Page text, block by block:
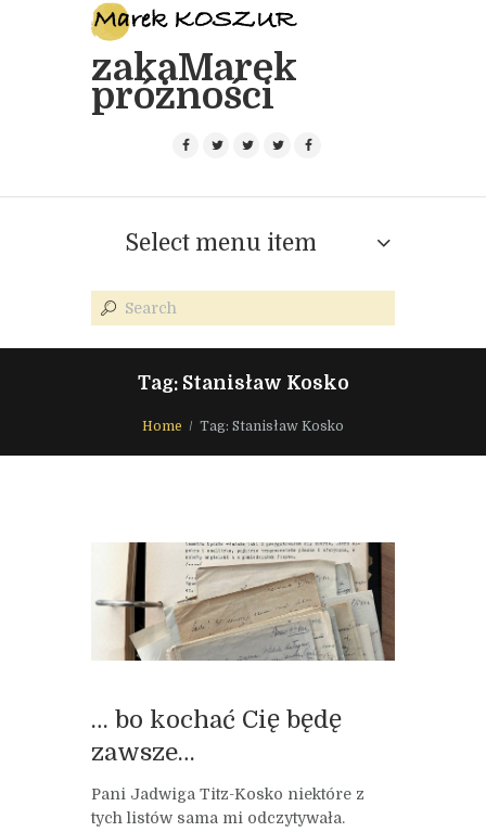
zakaMarek
próżności
Select menu item
Tag: Stanisław Kosko
Home Tag: Stanisław Kosko
… bo kochać Cię będę
zawsze…
Pani Jadwiga Titz-Kosko niektóre z
tych listów sama mi odczytywała.